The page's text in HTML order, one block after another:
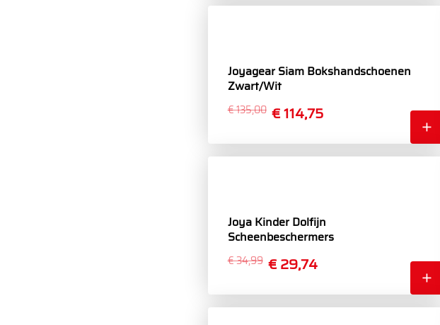
Joyagear Siam Bokshandschoenen
Zwart/Wit
€ 114,75
€ 135,00
Joya Kinder Dolfijn
Scheenbeschermers
€ 29,74
€ 34,99